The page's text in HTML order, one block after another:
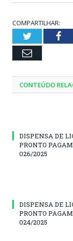
COMPARTILHAR:
Twitter
Email
CONTEÚDO
DISPENSA DE
PRONTO
026/2025
DISPENSA DE
PRONTO
024/2025